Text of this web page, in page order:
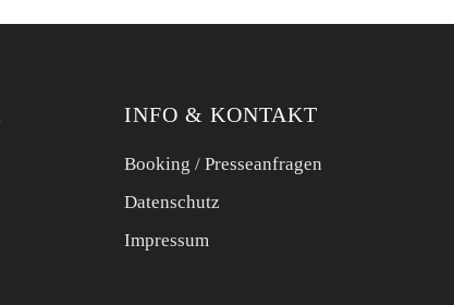
INFO & KONTAKT
Booking / Presseanfragen
Datenschutz
Impressum